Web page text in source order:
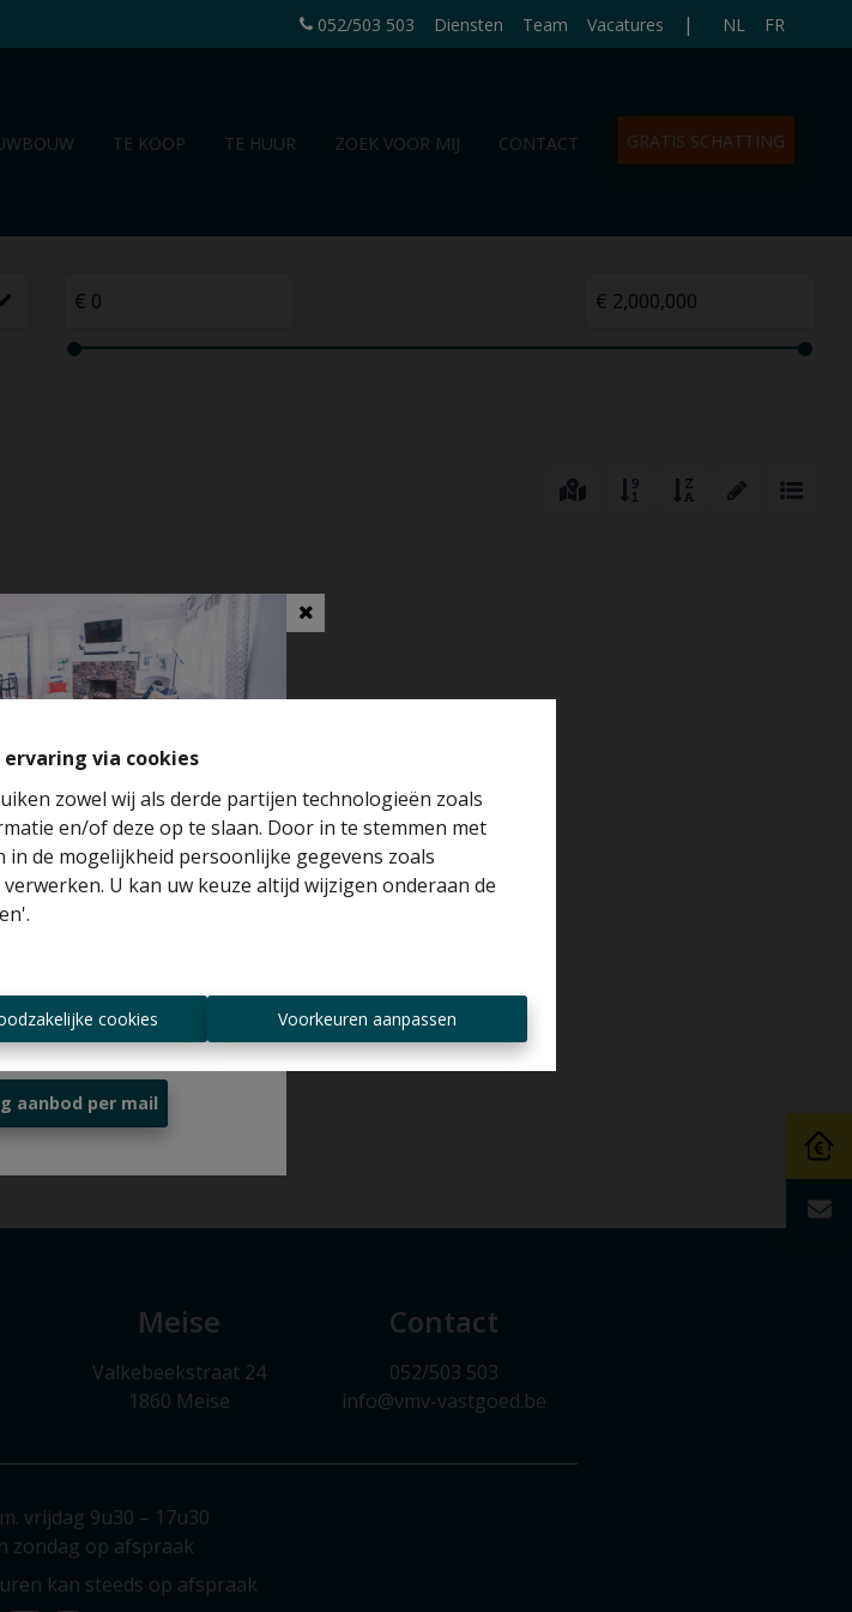
ervaring via cookies
zowel wij als derde partijen technologieën zoals
en/of deze op te slaan. Door in te stemmen met
de mogelijkheid persoonlijke gegevens zoals
U kan uw keuze altijd wijzigen onderaan de
cookies Voorkeuren aanpassen
052/503 503 Diensten Team Vacatures | NL FR
TE KOOP TE HUUR ZOEK VOOR MIJ CONTACT GRATIS SCHATTING
Meise
Valkebeekstraat 24
1860 Meise
Contact
052/503 503
info@vmv-vastgoed.be
vrijdag 9u30 – 17u30
zondag op afspraak
kan steeds op afspraak
de waarde van je huis?
schatting
op de hoogte zijn van
aanbiedingen?
aanbod per mail